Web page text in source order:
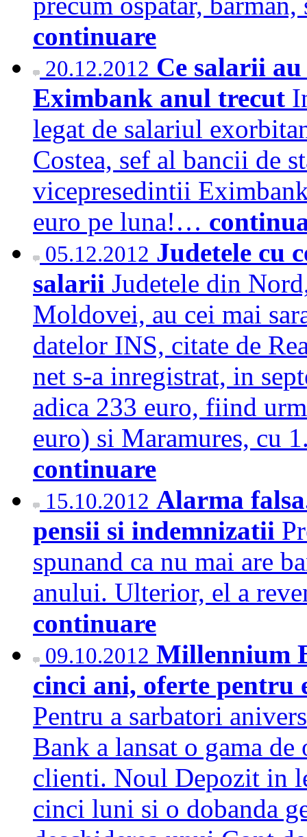
continuare
20.12.2012 Ce salarii
Eximbank anul trecut
legat de salariul
Costea, sef al bancii de
vicepresedintii
euro pe luna!…
05.12.2012 Judetele cu
salarii Judetele din
Moldovei, au cei mai
datelor INS, citate de
net s-a inregistrat, in
adica 233 euro, fiind
euro) si Maramures, cu
continuare
15.10.2012 Alarma
pensii si indemnizatii
spunand ca nu mai are
anului. Ulterior, el a
continuare
09.10.2012 Millennium
cinci ani, oferte pentru
Pentru a sarbatori
Bank a lansat o gama
clienti. Noul Depozit in
cinci luni si o dobanda